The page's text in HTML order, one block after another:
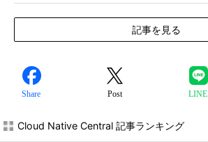
記事を見る
Share Post LINE
Cloud Native Central 記事ランキング